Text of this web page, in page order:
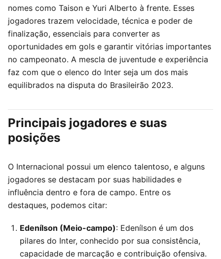
nomes como Taison e Yuri Alberto à frente. Esses
jogadores trazem velocidade, técnica e poder de
finalização, essenciais para converter as
oportunidades em gols e garantir vitórias importantes
no campeonato. A mescla de juventude e experiência
faz com que o elenco do Inter seja um dos mais
equilibrados na disputa do Brasileirão 2023.
Principais jogadores e suas
posições
O Internacional possui um elenco talentoso, e alguns
jogadores se destacam por suas habilidades e
influência dentro e fora de campo. Entre os
destaques, podemos citar:
Edenílson (Meio-campo): Edenílson é um dos
pilares do Inter, conhecido por sua consistência,
capacidade de marcação e contribuição ofensiva.